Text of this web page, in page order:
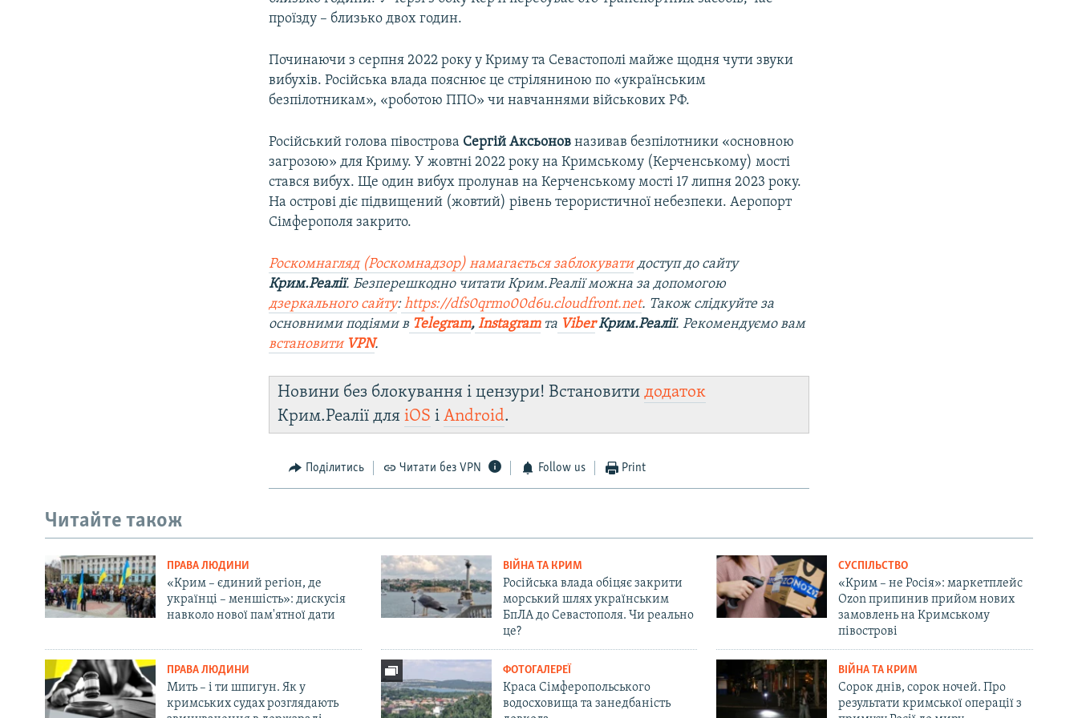
проїзду – близько двох годин.
Починаючи з серпня 2022 року у Криму та Севастополі майже щодня чути звуки
вибухів. Російська влада пояснює це стріляниною по «українським
безпілотникам», «роботою ППО» чи навчаннями військових РФ.
Російський голова півострова Сергій Аксьонов називав безпілотники «основною
загрозою» для Криму. У жовтні 2022 року на Кримському (Керченському) мості
стався вибух. Ще один вибух пролунав на Керченському мості 17 липня 2023 року.
На острові діє підвищений (жовтий) рівень терористичної небезпеки. Аеропорт
Сімферополя закрито.
Роскомнагляд (Роскомнадзор) намагається заблокуватидоступ до сайту
Крим.Реалії. Безперешкодно читати Крим.Реалії можна за допомогою
дзеркального сайту: https://dfs0qrmo00d6u.cloudfront.net. Також слідкуйте за
основними подіями в Telegram, Instagramта ViberКрим.Реалії. Рекомендуємо вам
встановити VPN.
Новини без блокування і цензури! Встановитидодаток
Крим.Реалії дляiOS іAndroid.
Поділитись Читати без VPN Follow us Print
Читайте також
ПРАВА ЛЮДИНИ
«Крим – єдиний регіон, де
українці – меншість»: дискусія
навколо нової пам'ятної дати
ВІЙНА ТА КРИМ
Російська влада обіцяє закрити
морський шлях українським
БпЛА до Севастополя. Чи реально
це?
СУСПІЛЬСТВО
«Крим – не Росія»: маркетплейс
Ozon припинив прийом нових
замовлень на Кримському
півострові
ПРАВА ЛЮДИНИ
Мить – і ти шпигун. Як у
кримських судах розглядають
ФОТОГАЛЕРЕЇ
Краса Сімферопольського
водосховища та занедбаність
ВІЙНА ТА КРИМ
Сорок днів, сорок ночей. Про
результати кримської операції з